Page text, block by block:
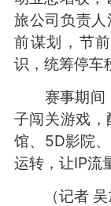
旅公司负责
前谋划，节
识，统筹停车
赛事期间，
子闯关游戏，
馆、5D影院
运转，让IP流
（记者 吴旭